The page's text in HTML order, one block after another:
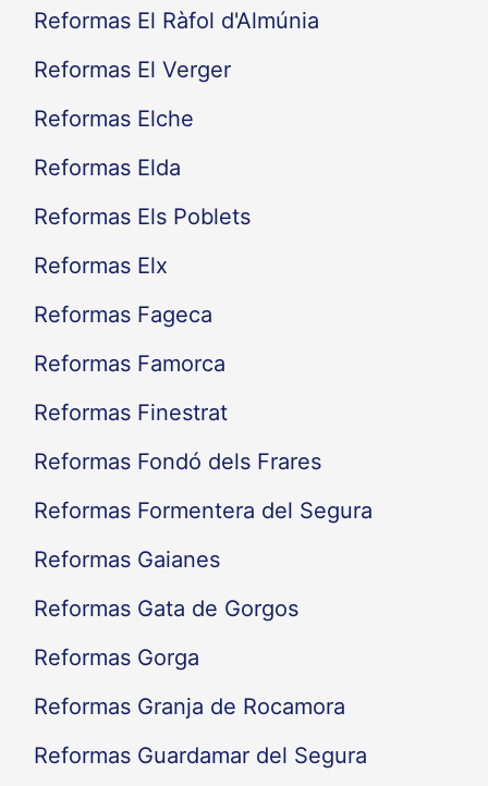
Reformas El Ràfol d'Almúnia
Reformas El Verger
Reformas Elche
Reformas Elda
Reformas Els Poblets
Reformas Elx
Reformas Fageca
Reformas Famorca
Reformas Finestrat
Reformas Fondó dels Frares
Reformas Formentera del Segura
Reformas Gaianes
Reformas Gata de Gorgos
Reformas Gorga
Reformas Granja de Rocamora
Reformas Guardamar del Segura